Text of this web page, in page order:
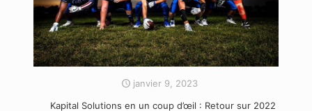
janvier 9, 2023
Kapital Solutions en un coup d’œil : Retour sur 2022